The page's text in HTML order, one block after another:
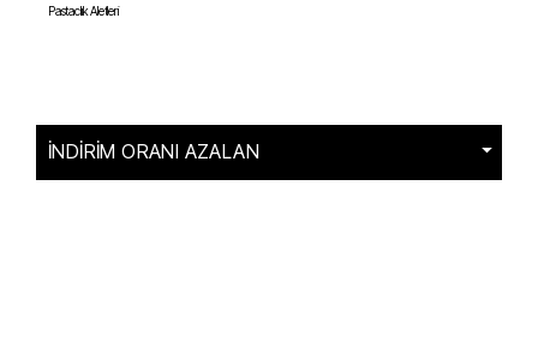
Pastacılık Aletleri